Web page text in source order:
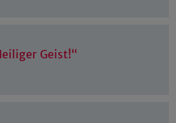
Geist!“